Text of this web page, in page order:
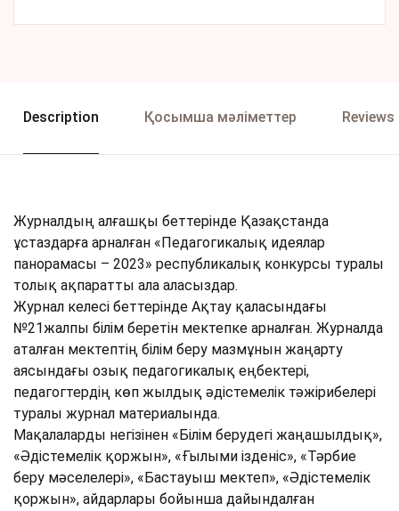
Description Қосымша мәліметтер Reviews
Журналдың алғашқы беттерінде Қазақстанда
ұстаздарға арналған «Педагогикалық идеялар
панорамасы – 2023» республикалық конкурсы туралы
толық ақпаратты ала аласыздар.
Журнал келесі беттерінде Ақтау қаласындағы
№21жалпы білім беретін мектепке арналған. Журналда
аталған мектептің білім беру мазмұнын жаңарту
аясындағы озық педагогикалық еңбектері,
педагогтердің көп жылдық әдістемелік тәжірибелері
туралы журнал материалында.
Мақалаларды негізінен «Білім берудегі жаңашылдық»,
«Әдістемелік қоржын», «Ғылыми ізденіс», «Тәрбие
беру мәселелері», «Бастауыш мектеп», «Әдістемелік
қоржын», айдарлары бойынша дайындалған